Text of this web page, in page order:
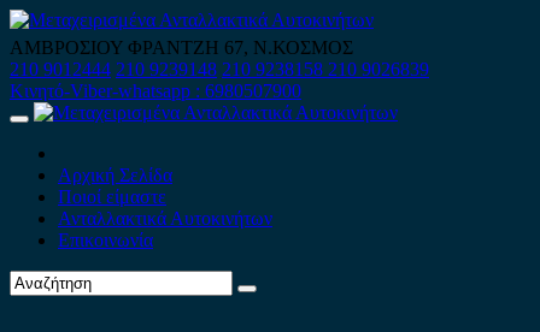
Skip
to
content
ΑΜΒΡΟΣΙΟΥ ΦΡΑΝΤΖΗ 67, Ν.ΚΟΣΜΟΣ
210 9012444 210 9239148 210 9238158 210 9026839
Κινητό-Viber-whatsapp : 6980507900
Primary
Αρχική Σελίδα
Ποιοί είμαστε
Ανταλλακτικά Αυτοκινήτων
Επικοινωνία